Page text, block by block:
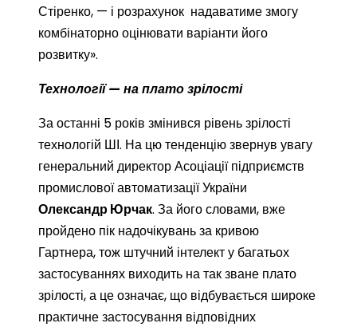
Стіренко, — і розрахунок надаватиме змогу
комбінаторно оцінювати варіанти його
розвитку».
Технології — на плато зрілості
За останні 5 років змінився рівень зрілості
технологій ШІ. На цю тенденцію звернув увагу
генеральний директор Асоціації підприємств
промислової автоматизації України
Олександр Юрчак. За його словами, вже
пройдено пік надочікувань за кривою
Гартнера, тож штучний інтелект у багатьох
застосуваннях виходить на так зване плато
зрілості, а це означає, що відбувається широке
практичне застосування відповідних